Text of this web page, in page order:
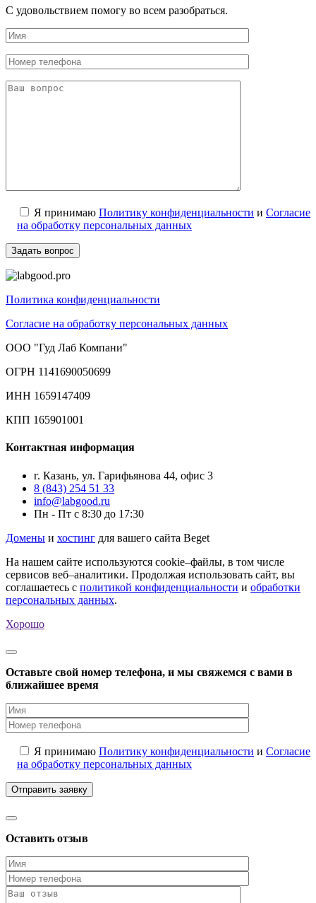
С удовольствием помогу во всем разобраться.
Я принимаю Политику конфиденциальности и Согласие
на обработку персональных данных
Политика конфиденциальности
Согласие на обработку персональных данных
ООО "Гуд Лаб Компани"
ОГРН 1141690050699
ИНН 1659147409
КПП 165901001
Контактная информация
г. Казань, ул. Гарифьянова 44, офис 3
8 (843) 254 51 33
info@labgood.ru
Пн - Пт с 8:30 до 17:30
Домены и хостинг для вашего сайта Beget
На нашем сайте используются cookie–файлы, в том числе
сервисов веб–аналитики. Продолжая использовать сайт, вы
соглашаетесь с политикой конфиденциальности и обработки
персональных данных.
Хорошо
Оставьте свой номер телефона, и мы свяжемся с вами в
ближайшее время
Я принимаю Политику конфиденциальности и Согласие
на обработку персональных данных
Оставить отзыв